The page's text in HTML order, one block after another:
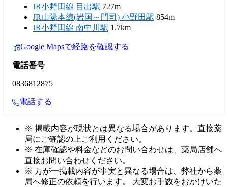
JR小野田線 目出駅 727m
JR山陽本線(岩国～門司) 小野田駅 854m
JR小野田線 南中川駅 1.7km
Google Mapsで経路を確認する
電話番号
0836812875
電話する
※ 掲載内容が現状とは異なる場合があります。直接薬
局にご確認の上ご利用ください。
※ 在庫確認や料金などのお問い合わせは、薬局店舗へ
直接お問い合わせください。
※ 万が一掲載内容が事実と異なる場合は、弊社から薬
局へ修正の依頼を行います。 大変お手数をおかけいた